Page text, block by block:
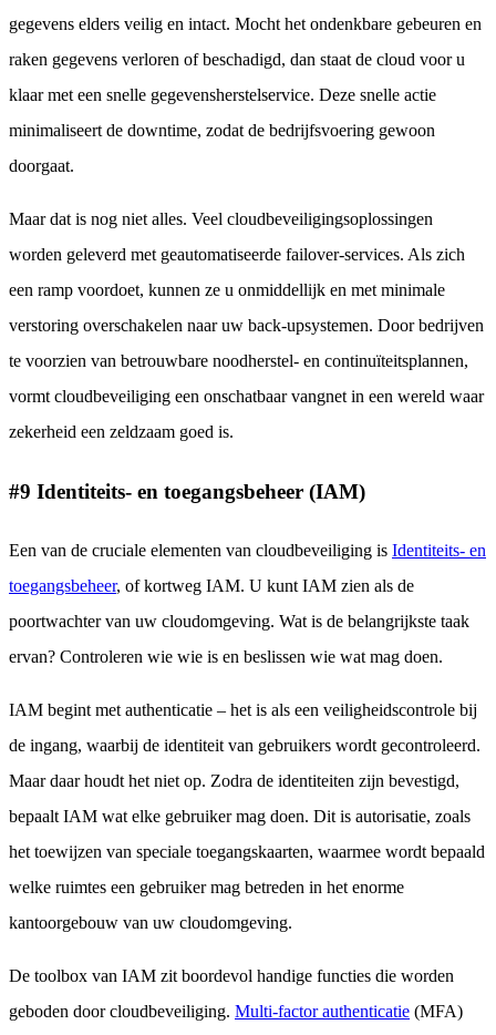
gegevens elders veilig en intact. Mocht het ondenkbare gebeuren en
raken gegevens verloren of beschadigd, dan staat de cloud voor u
klaar met een snelle gegevensherstelservice. Deze snelle actie
minimaliseert de downtime, zodat de bedrijfsvoering gewoon
doorgaat.
Maar dat is nog niet alles. Veel cloudbeveiligingsoplossingen
worden geleverd met geautomatiseerde failover-services. Als zich
een ramp voordoet, kunnen ze u onmiddellijk en met minimale
verstoring overschakelen naar uw back-upsystemen. Door bedrijven
te voorzien van betrouwbare noodherstel- en continuïteitsplannen,
vormt cloudbeveiliging een onschatbaar vangnet in een wereld waar
zekerheid een zeldzaam goed is.
#9 Identiteits- en toegangsbeheer (IAM)
Een van de cruciale elementen van cloudbeveiliging is Identiteits- en
toegangsbeheer, of kortweg IAM. U kunt IAM zien als de
poortwachter van uw cloudomgeving. Wat is de belangrijkste taak
ervan? Controleren wie wie is en beslissen wie wat mag doen.
IAM begint met authenticatie – het is als een veiligheidscontrole bij
de ingang, waarbij de identiteit van gebruikers wordt gecontroleerd.
Maar daar houdt het niet op. Zodra de identiteiten zijn bevestigd,
bepaalt IAM wat elke gebruiker mag doen. Dit is autorisatie, zoals
het toewijzen van speciale toegangskaarten, waarmee wordt bepaald
welke ruimtes een gebruiker mag betreden in het enorme
kantoorgebouw van uw cloudomgeving.
De toolbox van IAM zit boordevol handige functies die worden
geboden door cloudbeveiliging. Multi-factor authenticatie (MFA)